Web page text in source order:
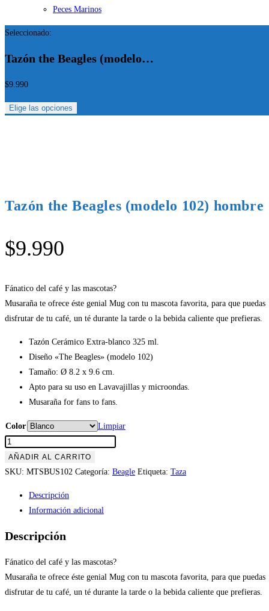
Peces Marinos
Seleccionado:
Tazón the Beagles (modelo…
$9.990
Elige las opciones
Tazón the Beagles (modelo 102) hombre
$9.990
Fánatico del café y las mascotas?
Musaraña te ofrece éste genial Mug con tu mascota favorita, para que puedas
disfrutar de tu café, un té durante la tarde o la bebida caliente que prefieras.
Tazón Cerámico Extra-blanco 325 ml.
Diseño «The Beagles» (modelo 102)
Tamaño: Ø 8.2 x 9.6 cm.
Apto para su uso en Lavavajillas y microondas.
Musaraña for fans to fans.
Color
Limpiar
Tazón
the
Beagles
hombre
cantidad
AÑADIR AL CARRITO
SKU: MTSBUS102 Categoría: Beagle Etiqueta: Taza
Descripción
Información adicional
Descripción
Fánatico del café y las mascotas?
Musaraña te ofrece éste genial Mug con tu mascota favorita, para que puedas
disfrutar de tu café, un té durante la tarde o la bebida caliente que prefieras.